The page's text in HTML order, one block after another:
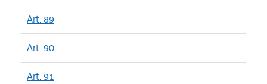
Art. 89
Art. 90
Art. 91